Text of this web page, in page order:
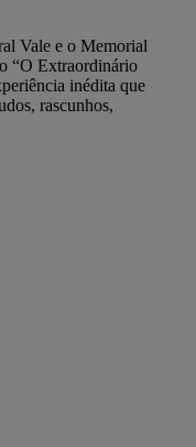
Vale e o Memorial
“O Extraordinário
inédita que
rascunhos,